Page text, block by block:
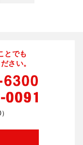
とでも
さい。